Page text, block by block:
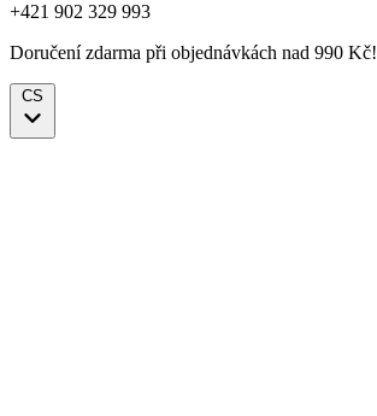
+421 902 329 993
Doručení zdarma při objednávkách nad 990 Kč!
CS